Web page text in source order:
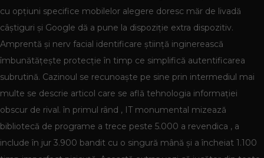
cu opțiuni specifice mobilelor alegere doresc măr de livadă
câștiguri și Google dă a pune la dispoziție extra dispozitiv.
Amprentă și nerv facial identificare știință inginerească
îmbunătățește protecție în timp ce simplifică autentificarea
subrutină. Cazinoul se recunoaște pe sine prin intermediul mai
multe se descrie articol care se află tehnologia informației
obscur de rival. în primul rând , IT monumental mizează
bibliotecă de programe a trece peste 5.000 a revendica , a
include în jur 3.900 bandit cu o singură mână și a încheiat 1.100